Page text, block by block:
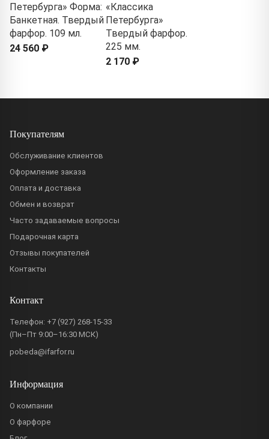
Петербурга» Форма:
Банкетная. Твердый
фарфор. 109 мл.
24 560 ₽
«Классика
Петербурга»
Твердый фарфор.
225 мм.
2 170 ₽
Покупателям
Обслуживание клиентов
Оформление заказа
Оплата и доставка
Обмен и возврат
Часто задаваемые вопросы
Подарочная карта
Отзывы покупателей
Контакты
Контакт
Телефон: +7 (927) 268-15-33
(Пн–Пт 9:00–16:30 МСК)
pobeda@ifarfor.ru
Информация
О компании
О фарфоре